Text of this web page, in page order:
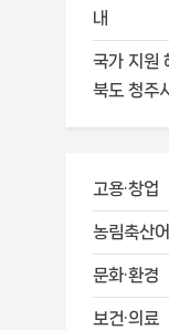
내
국가 지원
북도 청주
고용·창업
농림축산
문화·환경
보건·의료